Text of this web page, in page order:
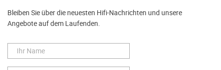
Bleiben Sie über die neuesten Hifi-Nachrichten und unsere
Angebote auf dem Laufenden.